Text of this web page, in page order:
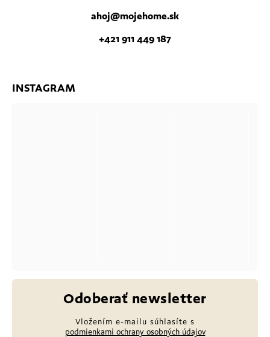
ahoj@mojehome.sk
+421 911 449 187
INSTAGRAM
Odoberať newsletter
Vložením e-mailu súhlasíte s
podmienkami ochrany osobných údajov